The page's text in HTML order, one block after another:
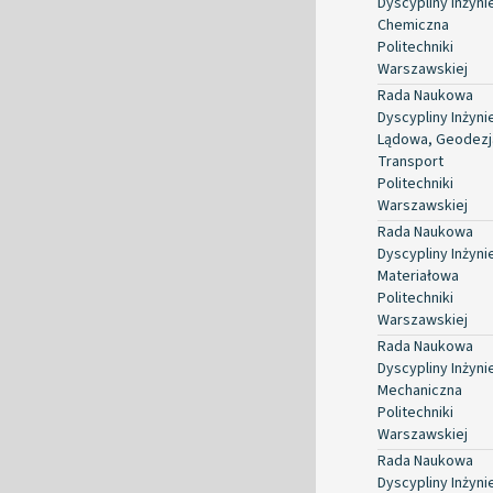
Chemiczna
Politechniki
Warszawskiej
Rada Naukowa
Dyscypliny
Lądowa,
Transport
Politechniki
Warszawskiej
Rada Naukowa
Dyscypliny
Materiałowa
Politechniki
Warszawskiej
Rada Naukowa
Dyscypliny
Mechaniczna
Politechniki
Warszawskiej
Rada Naukowa
Dyscypliny